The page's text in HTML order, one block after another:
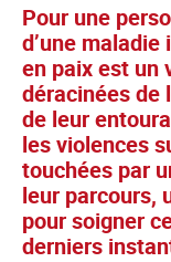
Pour une
d’une
en paix est un
déracinées de
de leur
les violences
touchées par
leur parcours,
pour soigner
derniers